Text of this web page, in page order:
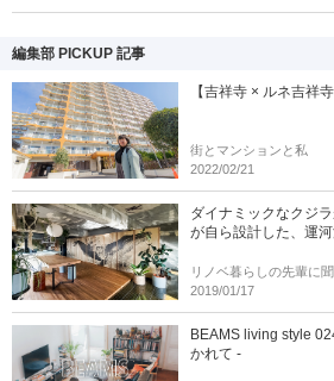
編集部 PICKUP 記事
【吉祥寺 × ルネ吉祥
街とマンションと私
2022/02/21
ダイナミックなクジ
が自ら設計した、運
リノベ暮らしの先輩に聞
2019/01/17
BEAMS living style
かれて -